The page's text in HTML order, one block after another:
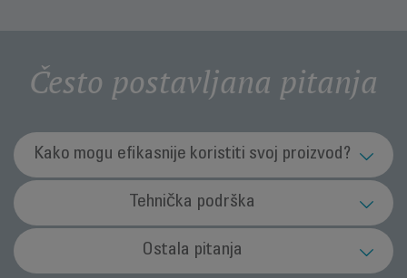
Često postavljana pitanja
Kako mogu efikasnije koristiti svoj proizvod?
Koja je svrha funkcije Ionic (jonsko) (zavisno
od modela)?
Ta funkcija neutralizuje statički elektricitet te bi vašu kosu
trebala činiti elastičnijom i jednostavnijom za kovrdžanje. Osim
Tehnička podrška
Šta da radim u slučaju kvara aparata?
Ostala pitanja